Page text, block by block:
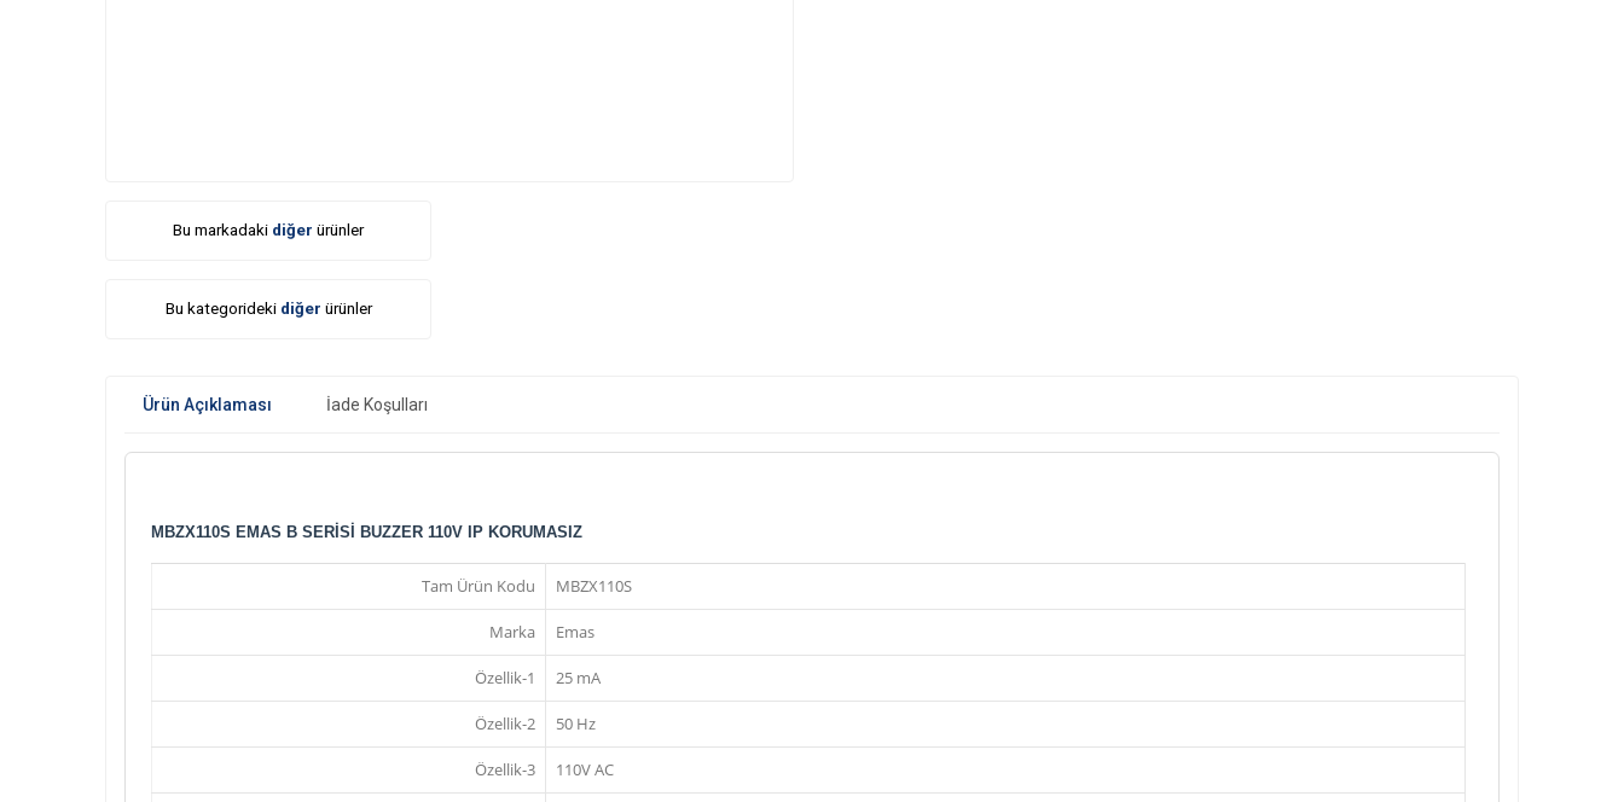
Bu markadaki diğer ürünler
Bu kategorideki diğer ürünler
Ürün Açıklaması İade Koşulları
MBZX110S EMAS B SERİSİ BUZZER 110V IP KORUMASIZ
Tam Ürün Kodu MBZX110S
Marka Emas
Özellik-1 25 mA
Özellik-2 50 Hz
Özellik-3 110V AC